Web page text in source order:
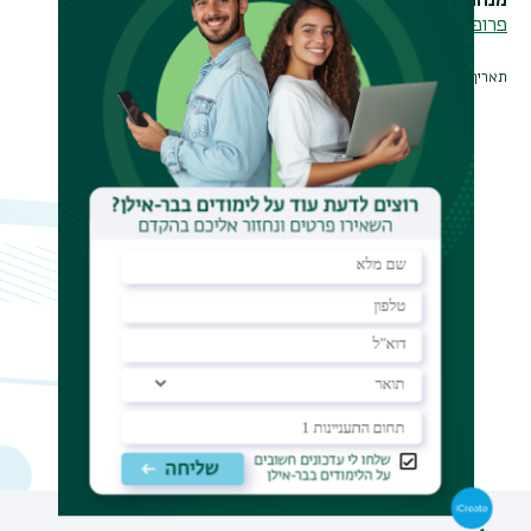
פרופ' יעקב רז
תאריך עדכון אחרון : 27/11/2014